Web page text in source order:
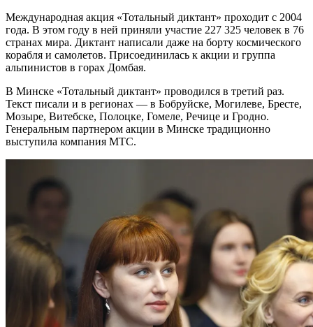
Международная акция «Тотальный диктант» проходит с 2004
года. В этом году в ней приняли участие 227 325 человек в 76
странах мира. Диктант написали даже на борту космического
корабля и самолетов. Присоединилась к акции и группа
альпинистов в горах Домбая.
В Минске «Тотальный диктант» проводился в третий раз.
Текст писали и в регионах — в Бобруйске, Могилеве, Бресте,
Мозыре, Витебске, Полоцке, Гомеле, Речице и Гродно.
Генеральным партнером акции в Минске традиционно
выступила компания МТС.